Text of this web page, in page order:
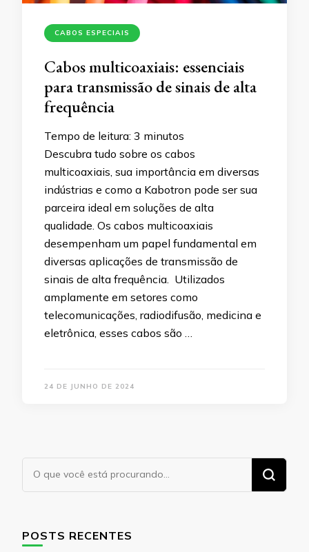
CABOS ESPECIAIS
Cabos multicoaxiais: essenciais
para transmissão de sinais de alta
frequência
Tempo de leitura: 3 minutos
Descubra tudo sobre os cabos
multicoaxiais, sua importância em diversas
indústrias e como a Kabotron pode ser sua
parceira ideal em soluções de alta
qualidade. Os cabos multicoaxiais
desempenham um papel fundamental em
diversas aplicações de transmissão de
sinais de alta frequência. Utilizados
amplamente em setores como
telecomunicações, radiodifusão, medicina e
eletrônica, esses cabos são …
24 DE JUNHO DE 2024
POSTS RECENTES